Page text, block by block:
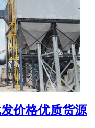
价格优质货源